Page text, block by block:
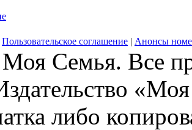
Пользовательское соглашение | Анонсы
Семья. Все
либо